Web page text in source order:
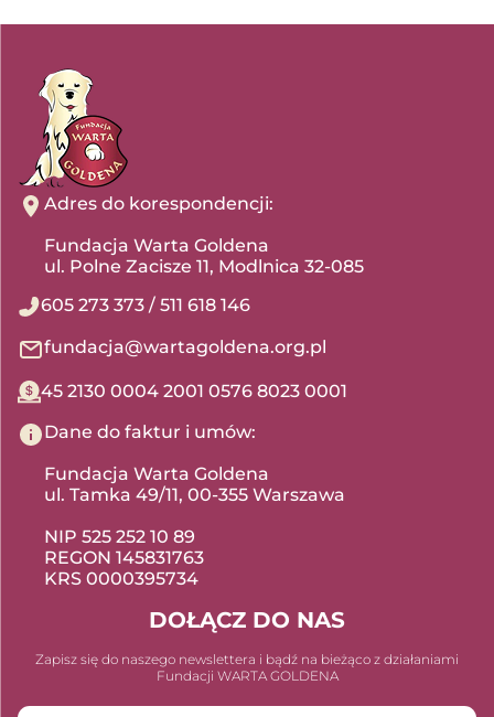
Adres do korespondencji:
Fundacja Warta Goldena
ul. Polne Zacisze 11, Modlnica 32-085
605 273 373 / 511 618 146
fundacja@wartagoldena.org.pl
45 2130 0004 2001 0576 8023 0001
Dane do faktur i umów:
Fundacja Warta Goldena
ul. Tamka 49/11, 00-355 Warszawa
NIP 525 252 10 89
REGON 145831763
KRS 0000395734
DOŁĄCZ DO NAS
Zapisz się do naszego newslettera i bądź na bieżąco z działaniami
Fundacji WARTA GOLDENA